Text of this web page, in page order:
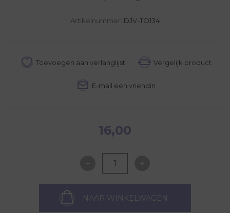
Artikelnummer: DJV-TO134
16,00
NAAR WINKELWAGEN